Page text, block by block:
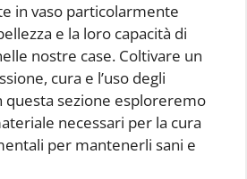
in vaso particolarmente
e la loro capacità di
nostre case. Coltivare un
cura e l’uso degli
sezione esploreremo
necessari per la cura
per mantenerli sani e